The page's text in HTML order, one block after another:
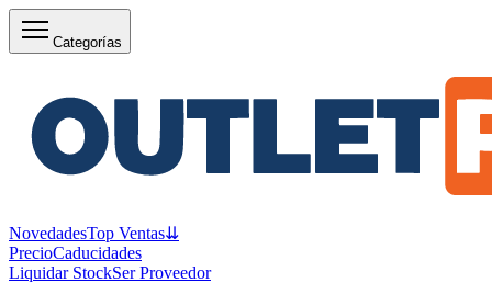
Categorías
NovedadesTop Ventas⇊
PrecioCaducidades
Liquidar StockSer Proveedor